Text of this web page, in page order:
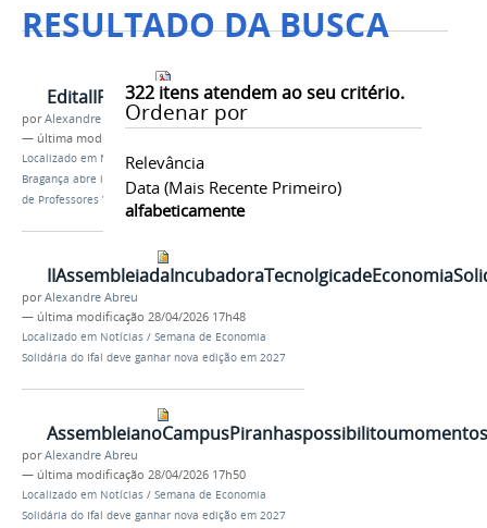
RESULTADO DA BUSCA
322itens atendem ao seu critério.
Ordenar por
Relevância
Data (mais Recente Primeiro)
alfabeticamente
EditalIPB.pdf
porAlexandre Abreu
— última modificação
Localizado em Notícias /Instituto Politécnico de
Bragança abre inscrições para Programa de Recepção
de Professores Visitantes
porAlexandre Abreu
— última modificação 28/04/2026 17h48
Localizado em Notícias / Semana de Economia
Solidária do Ifal deve ganhar nova edição em 2027
porAlexandre Abreu
— última modificação 28/04/2026 17h50
Localizado em Notícias / Semana de Economia
Solidária do Ifal deve ganhar nova edição em 2027